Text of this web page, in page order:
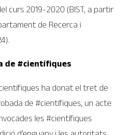
curs 2019-2020 (BIST, a partir
de Recerca i
de #científiques
ha donat el tret de
de #científiques, un acte
les #científiques